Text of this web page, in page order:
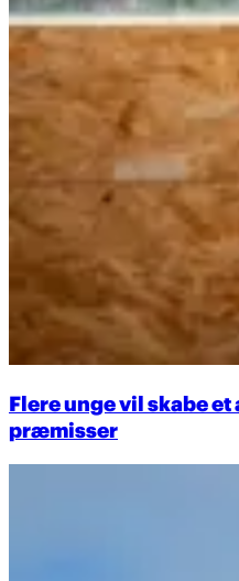
Flere unge vil skabe
præmisser